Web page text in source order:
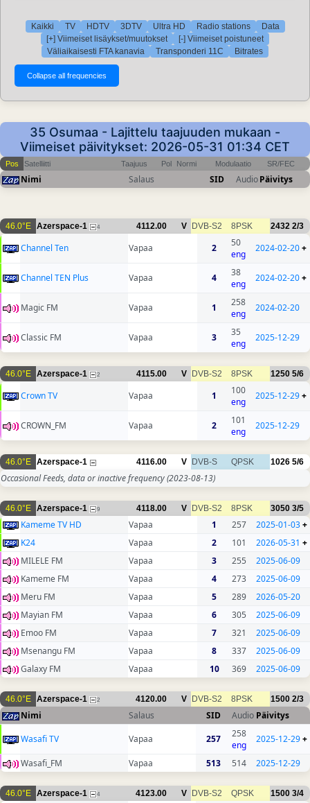
Kaikki TV HDTV 3DTV Ultra HD Radio stations
Data
[+] Viimeiset lisäykset/muutokset
[-] Viimeiset poistuneet
Väliaikaisesti FTA kanavia
Transponderi 11C Bitrates
35 Osumaa - Lajittelu taajuuden mukaan -
Viimeiset päivitykset: 2026-05-31 01:34 CET
Pos Satelliitti Taajuus Pol Normi Modulaatio SR/FEC
Nimi Salaus SID AudioPäivitys
46.0°E Azerspace-1 4 4112.00 V DVB-S2 8PSK 2432 2/3
Channel Ten Vapaa 2
50
eng
2024-02-20+
Channel TEN Plus Vapaa 4
38
eng
2024-02-20+
Magic FM Vapaa 1
258
eng
2024-02-20
Classic FM Vapaa 3
35
eng
2025-12-29
46.0°E Azerspace-1 2 4115.00 V DVB-S2 8PSK 1250 5/6
Crown TV Vapaa 1
100
eng
2025-12-29+
CROWN_FM Vapaa 2
101
eng
2025-12-29
46.0°E Azerspace-1 4116.00 V DVB-S QPSK 1026 5/6
Occasional Feeds, data or inactive frequency(2023-08-13)
46.0°E Azerspace-1 9 4118.00 V DVB-S2 8PSK 3050 3/5
Kameme TV HD Vapaa 1 257 2025-01-03+
K24
Vapaa 2 101 2026-05-31 +
MILELE FM
Vapaa 3 255
2025-06-09
Kameme FM
Vapaa 4 273
2025-06-09
Meru FM
Vapaa 5 289
2026-05-20
Mayian FM
Vapaa 6 305
2025-06-09
Emoo FM
Vapaa 7 321
2025-06-09
Msenangu FM
Vapaa 8 337
2025-06-09
Galaxy FM
Vapaa 10 369 2025-06-09
46.0°E Azerspace-1 2 4120.00 V DVB-S2 8PSK 1500 2/3
Nimi Salaus SID Audio Päivitys
Wasafi TV
Vapaa 257
258
eng
2025-12-29+
Wasafi_FM Vapaa 513 514 2025-12-29
46.0°E Azerspace-1 4 4123.00 V DVB-S2 QPSK 1500 3/4